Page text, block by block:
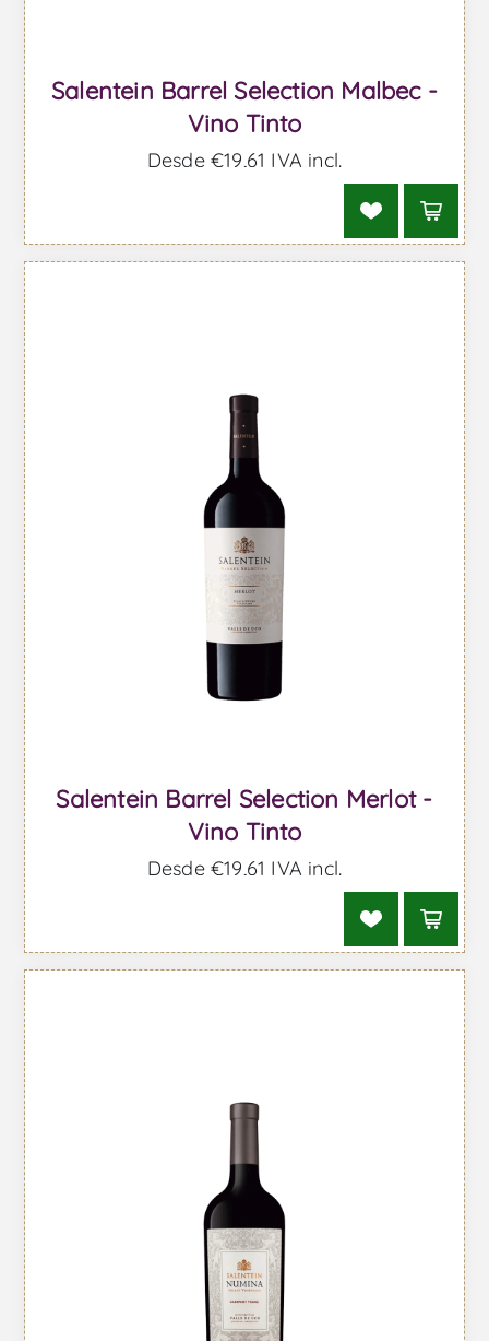
Salentein Barrel Selection Malbec -
Vino Tinto
Desde €19,61 IVA incl.
Salentein Barrel Selection Merlot -
Vino Tinto
Desde €19,61 IVA incl.